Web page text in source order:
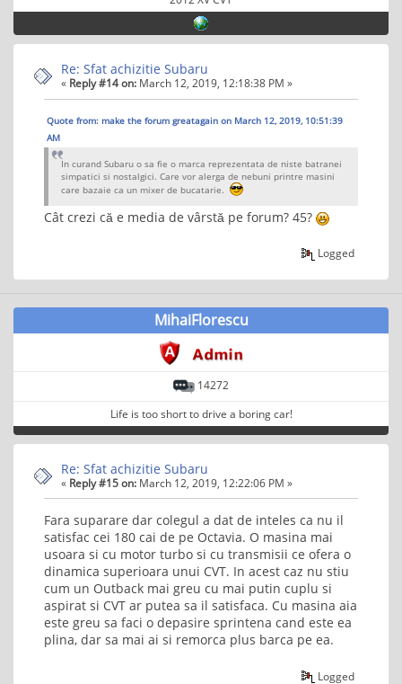
Re: Sfat achizitie Subaru
« Reply #14 on: March 12, 2019, 12:18:38 PM »
Quote from: make the forum greatagain on March 12, 2019, 10:51:39
AM
In curand Subaru o sa fie o marca reprezentata de niste batranei
simpatici si nostalgici. Care vor alerga de nebuni printre masini
care bazaie ca un mixer de bucatarie.
Cât crezi că e media de vârstă pe forum? 45?
Logged
MihaiFlorescu
14272
Life is too short to drive a boring car!
Re: Sfat achizitie Subaru
« Reply #15 on: March 12, 2019, 12:22:06 PM »
Fara suparare dar colegul a dat de inteles ca nu il
satisfac cei 180 cai de pe Octavia. O masina mai
usoara si cu motor turbo si cu transmisii ce ofera o
dinamica superioara unui CVT. In acest caz nu stiu
cum un Outback mai greu cu mai putin cuplu si
aspirat si CVT ar putea sa il satisfaca. Cu masina aia
este greu sa faci o depasire sprintena cand este ea
plina, dar sa mai ai si remorca plus barca pe ea.
Logged